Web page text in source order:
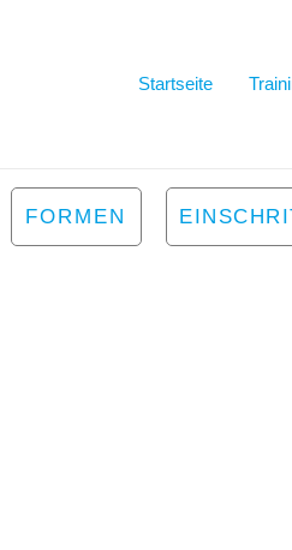
Startseite
FORMEN